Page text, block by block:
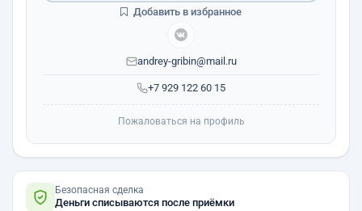
+7 929 122 60 15
andrey-gribin@mail.ru
Добавить в избранное
Пожаловаться на профиль
Безопасная сделка
Деньги списываются после приёмки